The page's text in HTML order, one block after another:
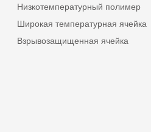
Низкотемпературный полимер
Широкая температурная ячейка
Взрывозащищенная ячейка